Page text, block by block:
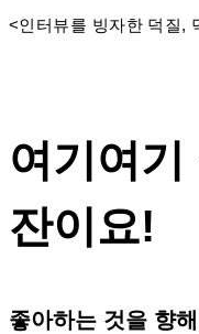
<인터뷰를 빙자한 덕질,
여기여
잔이요!
좋아하는 것을 향